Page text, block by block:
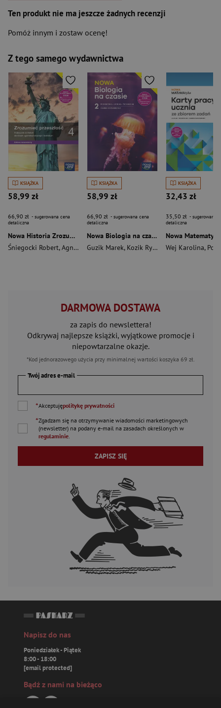
Ten produkt nie ma jeszcze żadnych recenzji
Pomóż innym i zostaw ocenę!
Z tego samego wydawnictwa
KSIĄŻKA
58,99 zł
66,90 zł - sugerowana cena
detaliczna
Nowa Historia Zrozumieć przeszłość podręcznik 4 liceum i technikum zakres rozszerzony EDYCJA 2025
Śniegocki Robert,Agnieszka Zielińska
KSIĄŻKA
58,99 zł
66,90 zł - sugerowana cena
detaliczna
Nowa Biologia na czasie 2 Podręcznik Zakres rozszerzony Liceum i technikum.
Guzik Marek, Kozik Ryszard ,Renata
KSIĄŻKA
32,43 zł
35,50 zł - sugerowana
detaliczna
Wej Karolina,
DARMOWA DOSTAWA
za zapis do newslettera!
Odkrywaj najlepsze książki, wyjątkowe promocje i
niepowtarzalne okazje.
*Kod jednorazowego użycia przy minimalnej wartości koszyka 69 zł.
Twój adres e-mail
*Akceptujępolitykę prywatności
*Zgadzam się na otrzymywanie wiadomości marketingowych
(newsletter) na podany e-mail na zasadach określonych w
regulaminie.
ZAPISZ SIĘ
Napisz do nas
Poniedziałek - Piątek
8:00 - 18:00
[email protected]
Bądź z nami na bieżąco